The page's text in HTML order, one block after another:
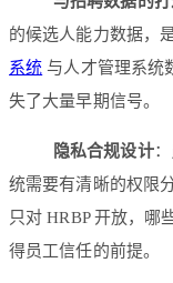
的候选人能力数据，
系统 与人才管理系统
失了大量早期信号。
隐私合规设计
统需要有清晰的权限
只对 HRBP 开放，哪
得员工信任的前提。